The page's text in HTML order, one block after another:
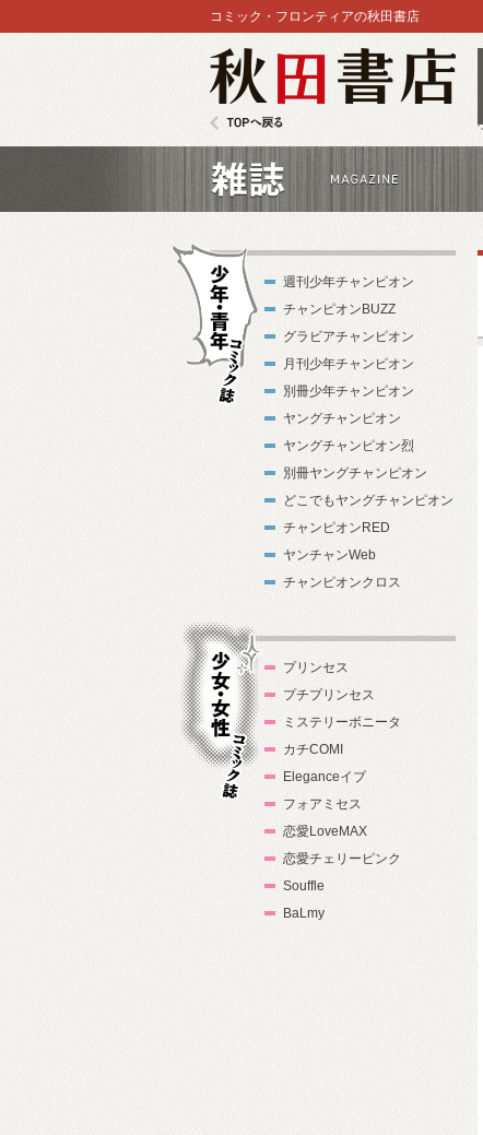
コミック・フロンティアの秋田書店
週刊少年チャンピオン
チャンピオンBUZZ
グラビアチャンピオン
月刊少年チャンピオン
別冊少年チャンピオン
ヤングチャンピオン
ヤングチャンピオン烈
別冊ヤングチャンピオン
どこでもヤングチャンピオン
チャンピオンRED
ヤンチャンWeb
チャンピオンクロス
プリンセス
プチプリンセス
ミステリーボニータ
カチCOMI
Eleganceイブ
フォアミセス
恋愛LoveMAX
恋愛チェリーピンク
Souffle
BaLmy